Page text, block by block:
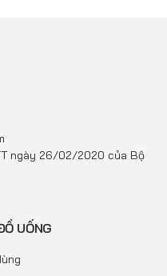
ngày 26/02/2020 của Bộ
UỐNG